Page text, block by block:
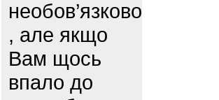
необов’язково
, але якщо
Вам щось
впало до